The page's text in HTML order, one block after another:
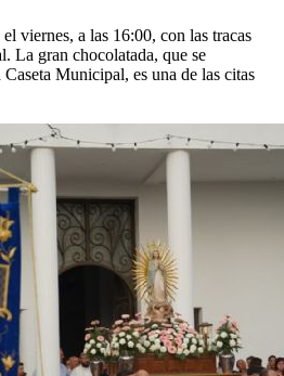
viernes, a las 16:00, con las tracas
La gran chocolatada, que se
Municipal, es una de las citas